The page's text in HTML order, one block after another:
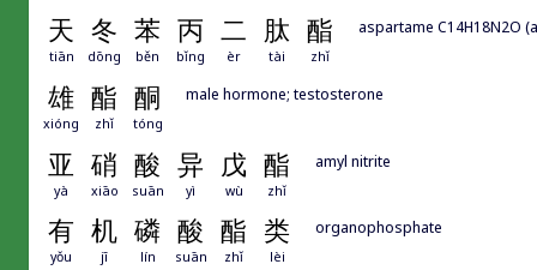
天 冬 苯 丙 二 肽 酯
tiān dōng běn bǐng èr tài zhǐ
aspartame C14H18N2O
雄 酯 酮
xióng zhǐ tóng
male hormone; testosterone
亚 硝 酸 异 戊 酯
yà xiāo suān yì wù zhǐ
amyl nitrite
有 机 磷 酸 酯 类
yǒu jī lín suān zhǐ lèi
organophosphate